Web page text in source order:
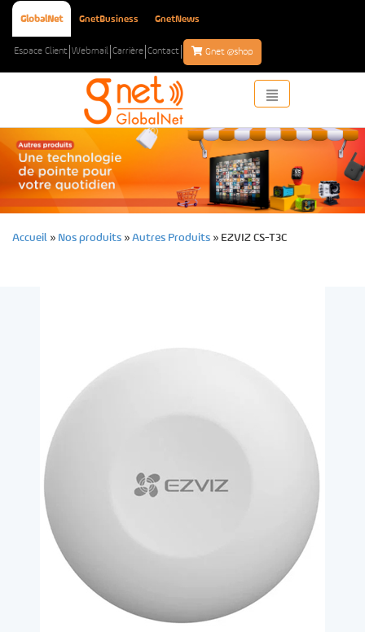
GlobalNet GnetBusiness GnetNews
Espace Client Webmail Carrière Contact Gnet eshop
Toggle
Accueil » Nos produits » Autres Produits » EZVIZ CS-T3C